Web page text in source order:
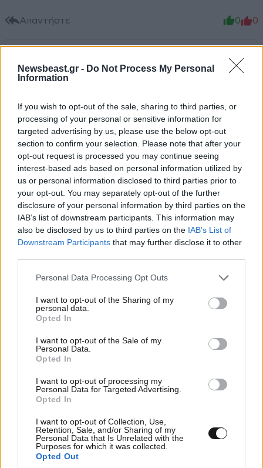
Newsbeast.gr - Do Not Process My Personal
Information
If you wish to opt-out of the sale, sharing to third parties, or
processing of your personal or sensitive information for
targeted advertising by us, please use the below opt-out
section to confirm your selection. Please note that after your
opt-out request is processed you may continue seeing
interest-based ads based on personal information utilized by
us or personal information disclosed to third parties prior to
your opt-out. You may separately opt-out of the further
disclosure of your personal information by third parties on the
IAB’s list of downstream participants. This information may
also be disclosed by us to third parties on the IAB’s List of
Downstream Participants that may further disclose it to other
Please note that this website/app uses one or more Google
not limited to your visit or usage behaviour. You may click to
grant or deny consent to Google and its third-party tags to
use your data for below specified purposes in below Google
consent section.
Personal Data Processing Opt Outs
I want to opt-out of the Sharing of my
personal data.
Opted In
I want to opt-out of the Sale of my
Personal Data.
Opted In
I want to opt-out of processing my
Personal Data for Targeted Advertising.
Opted In
I want to opt-out of Collection, Use,
Retention, Sale, and/or Sharing of my
Personal Data that Is Unrelated with the
Purposes for which it was collected.
Opted Out
Απαντήστε 0 0
LIFESTYLE07·08·2026 18:48